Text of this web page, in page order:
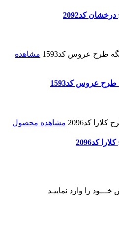
کد2092
مشاهده
عروس کد1593
مشاهده محصول
کد2096
را وارد نماييـد